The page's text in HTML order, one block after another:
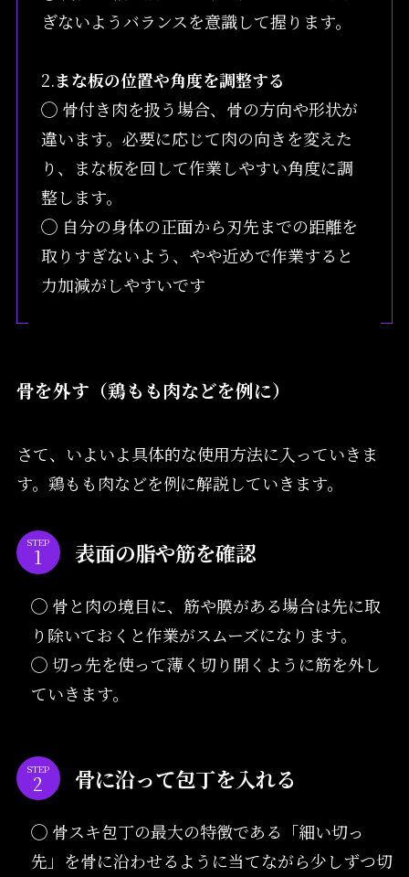
ぎないようバランスを意識して握ります。
2.まな板の位置や角度を調整する
◯ 骨付き肉を扱う場合、骨の方向や形状が
違います。必要に応じて肉の向きを変えた
り、まな板を回して作業しやすい角度に調
整します。
◯ 自分の身体の正面から刃先までの距離を
取りすぎないよう、やや近めで作業すると
力加減がしやすいです
骨を外す（鶏もも肉などを例に）
さて、いよいよ具体的な使用方法に入っていきま
す。鶏もも肉などを例に解説していきます。
STEP 表面の脂や筋を確認
◯ 骨と肉の境目に、筋や膜がある場合は先に取
り除いておくと作業がスムーズになります。
◯ 切っ先を使って薄く切り開くように筋を外し
ていきます。
STEP 骨に沿って包丁を入れる
◯ 骨スキ包丁の最大の特徴である「細い切っ
先」を骨に沿わせるように当てながら少しずつ切